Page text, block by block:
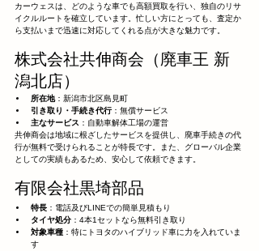
カーウェスは、どのような車でも高額買取を行い、独自のリサ
イクルルートを確立しています。忙しい方にとっても、査定か
ら支払いまで迅速に対応してくれる点が大きな魅力です。
株式会社共伸商会（廃車王 新
潟北店）
所在地：新潟市北区島見町
引き取り・手続き代行：無償サービス
主なサービス ：自動車解体工場の運営
共伸商会は地域に根ざしたサービスを提供し、廃車手続きの代
行が無料で受けられることが特長です。また、グローバル企業
としての実績もあるため、安心して依頼できます。
有限会社黒埼部品
特長 ：電話及びLINEでの簡単見積もり
タイヤ処分 ：4本1セットなら無料引き取り
対象車種 ：特にトヨタのハイブリッド車に力を入れていま
す